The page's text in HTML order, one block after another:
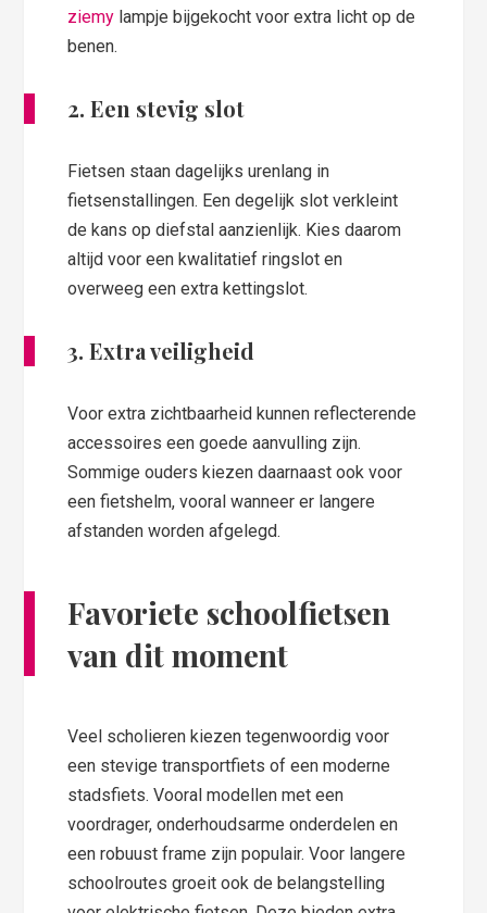
ziemy lampje bijgekocht voor extra licht op de
benen.
2. Een stevig slot
Fietsen staan dagelijks urenlang in
fietsenstallingen. Een degelijk slot verkleint
de kans op diefstal aanzienlijk. Kies daarom
altijd voor een kwalitatief ringslot en
overweeg een extra kettingslot.
3. Extra veiligheid
Voor extra zichtbaarheid kunnen reflecterende
accessoires een goede aanvulling zijn.
Sommige ouders kiezen daarnaast ook voor
een fietshelm, vooral wanneer er langere
afstanden worden afgelegd.
Favoriete schoolfietsen
van dit moment
Veel scholieren kiezen tegenwoordig voor
een stevige transportfiets of een moderne
stadsfiets. Vooral modellen met een
voordrager, onderhoudsarme onderdelen en
een robuust frame zijn populair. Voor langere
schoolroutes groeit ook de belangstelling